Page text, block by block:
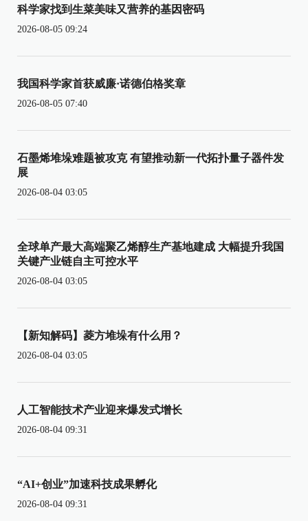
科学家找到生菜美味又营养的基因密码
2026-08-05 09:24
我国科学家首获威廉·诺德伯格奖章
2026-08-05 07:40
石墨烯堆垛难题被攻克 有望推动新一代拓扑量子器件发
展
2026-08-04 03:05
全球单产最大高端聚乙烯醇生产基地建成 大幅提升我国
关键产业链自主可控水平
2026-08-04 03:05
【新知解码】菱方堆垛有什么用？
2026-08-04 03:05
人工智能技术产业迎来爆发式增长
2026-08-04 09:31
“AI+创业”加速科技成果孵化
2026-08-04 09:31